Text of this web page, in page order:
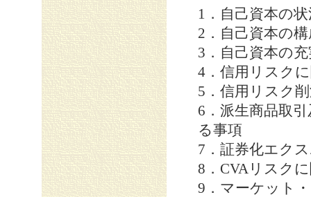
1．自己資本の
2．自己資本の
3．自己資本の
4．信用リスク
5．信用リスク
6．派生商品取
る事項
7．証券化エク
8．CVAリスク
9．マーケット